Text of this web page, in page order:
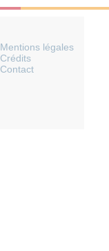
Mentions légales
Crédits
Contact